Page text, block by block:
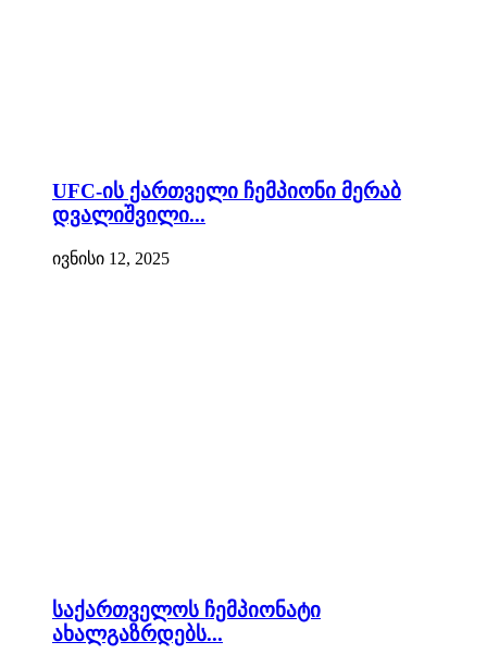
UFC-ის ქართველი ჩემპიონი მერაბ
დვალიშვილი...
ივნისი 12, 2025
საქართველოს ჩემპიონატი
ახალგაზრდებს...